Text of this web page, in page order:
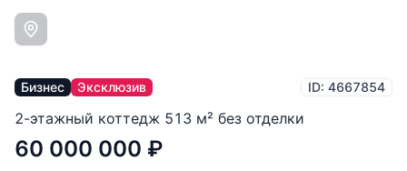
Бизнес Эксклюзив ID: 4667854
2-этажный коттедж 513 м² без отделки
60 000 000 ₽